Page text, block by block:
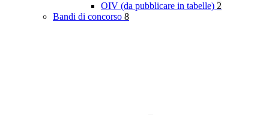
OIV (da pubblicare in tabelle) 2
Bandi di concorso 8